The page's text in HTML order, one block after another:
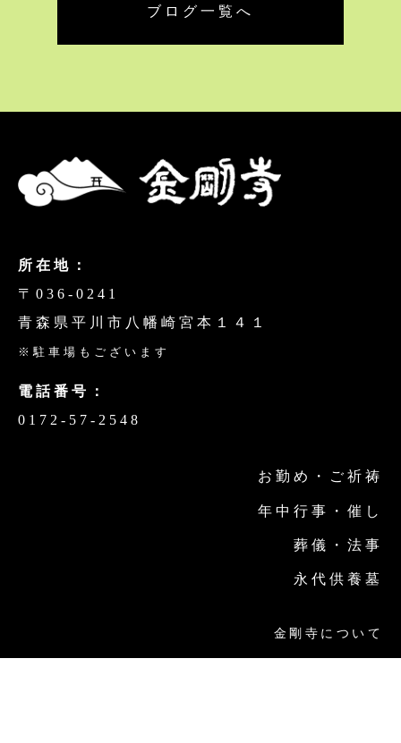
ブログ一覧へ
所在地：
〒036-0241
青森県平川市八幡崎宮本１４１
※駐車場もございます
電話番号：
0172-57-2548
お勤め・ご祈祷
年中行事・催し
葬儀・法事
永代供養墓
金剛寺について